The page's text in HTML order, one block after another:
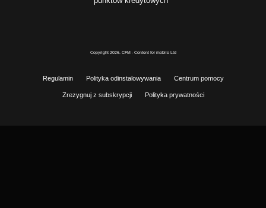
Copyright 2026. CFM - Content for mobile Ltd
Regulamin Polityka odinstalowywania Centrum pomocy
Zrezygnuj z subskrypcji Polityka prywatności